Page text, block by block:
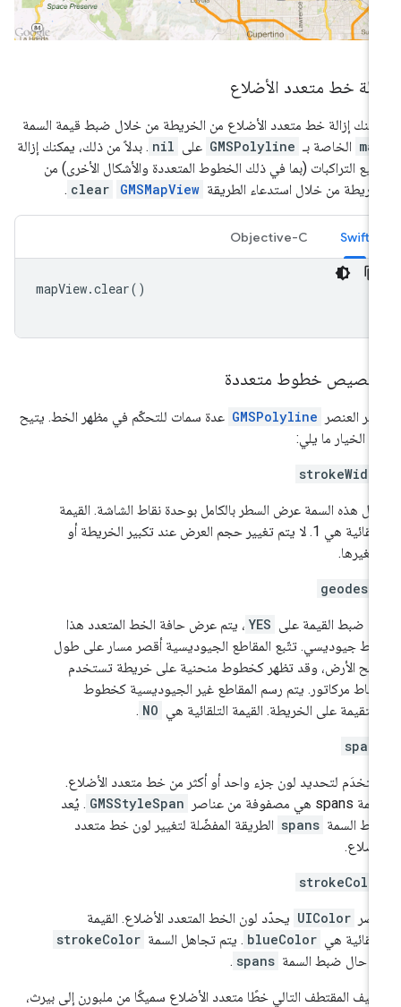
خط متعدد الأضلاع
إزالة خط متعدد الأضلاع من الخريطة من خلال ضبط قيمة السمة
الخاصة بـ GMSPolyline على nil
. بدلاً من ذلك، يمكنك إزالة
التراكبات (بما في ذلك الخطوط المتعددة والأشكال الأخرى) من
من خلال استدعاء الطريقة GMSMapView
clear
.
Swift
Objective-C
mapView.clear
خطوط متعددة
العنصر GMSPolyline عدة سمات للتحكّم في مظهر الخط. يتيح
الخيار ما يلي:
هذه السمة عرض السطر بالكامل بوحدة نقاط الشاشة. القيمة
التلقائية هي 1. لا يتم تغيير حجم العرض عند تكبير الخريطة أو
ضبط القيمة على YES
، يتم عرض حافة الخط المتعدد هذا
جيوديسي. تتّبع المقاطع الجيوديسية أقصر مسار على طول
الأرض، وقد تظهر كخطوط منحنية على خريطة تستخدم
مركاتور. يتم رسم المقاطع غير الجيوديسية كخطوط
على الخريطة. القيمة التلقائية هي NO
لتحديد لون جزء واحد أو أكثر من خط متعدد الأضلاع.
GMSStyleSpan . يُعد
السمة spans الطريقة المفضّلة لتغيير لون خط متعدد
UIColor يحدّد لون الخط المتعدد الأضلاع. القيمة
هي blueColor . يتم تجاهل السمة strokeColor
حال ضبط السمة spans
.
المقتطف التالي خطًا متعدد الأضلاع سميكًا من ملبورن إلى بيرث،